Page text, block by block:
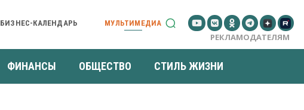
БИЗНЕС-КАЛЕНДАРЬ МУЛЬТИМЕДИА
РЕКЛАМОДАТЕЛЯМ
ФИНАНСЫ ОБЩЕСТВО СТИЛЬ ЖИЗНИ